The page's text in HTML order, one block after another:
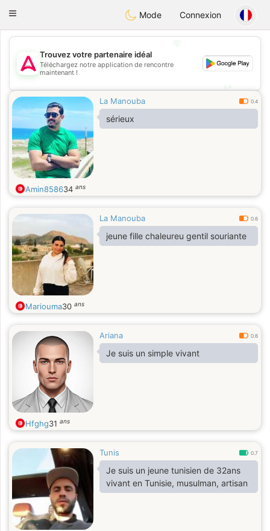
Tantôt
Toggle
Mode Connexion
💖
💕
Trouvez votre partenaire idéal
Téléchargez notre application de rencontre
maintenant !
La Manouba 0.4
sérieux
Amin858634 ans
La Manouba 0.6
jeune fille chaleureu gentil souriante
Mariouma30 ans
Ariana 0.6
Je suis un simple vivant
Hfghg31 ans
Tunis 0.7
Je suis un jeune tunisien de 32ans
vivant en Tunisie, musulman, artisan